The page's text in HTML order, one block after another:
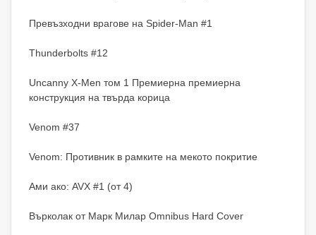
Превъзходни врагове на Spider-Man #1
Thunderbolts #12
Uncanny X-Men том 1 Премиерна премиерна
конструкция на твърда корица
Venom #37
Venom: Противник в рамките на мекото покритие
Ами ако: AVX #1 (от 4)
Върколак от Марк Милар Omnibus Hard Cover